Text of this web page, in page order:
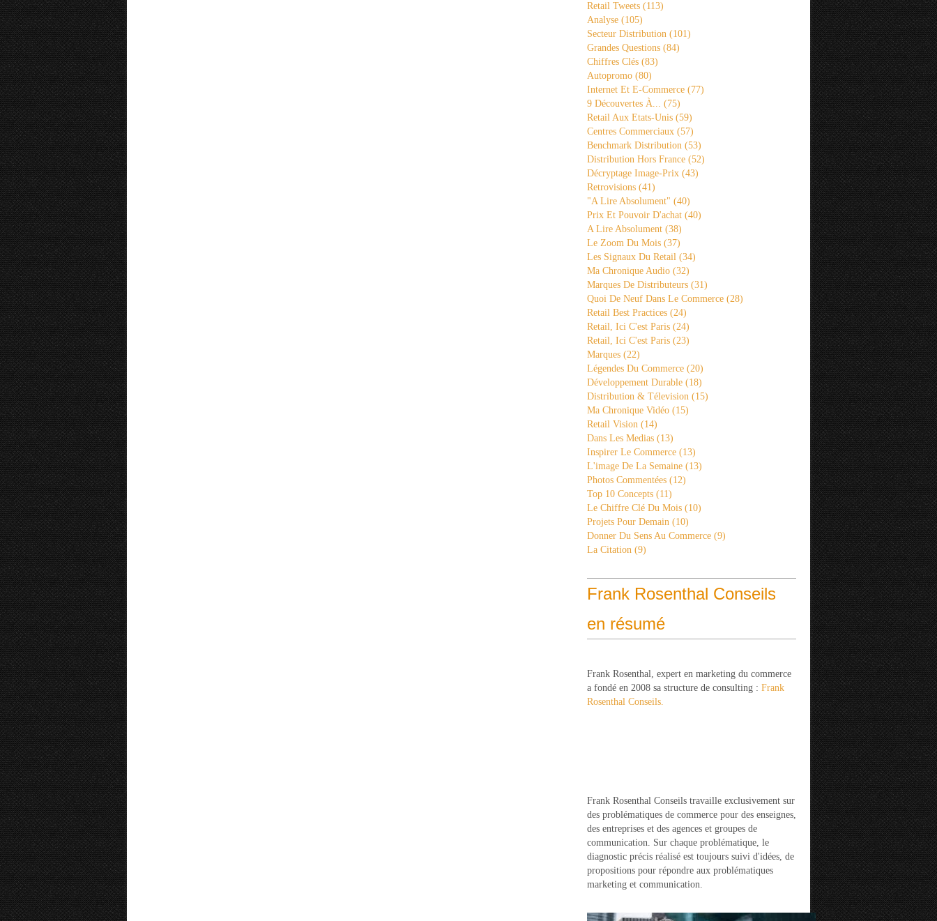
Retail Tweets (113)
Analyse (105)
Secteur Distribution (101)
Grandes Questions (84)
Chiffres Clés (83)
Autopromo (80)
Internet Et E-Commerce (77)
9 Découvertes À... (75)
Retail Aux Etats-Unis (59)
Centres Commerciaux (57)
Benchmark Distribution (53)
Distribution Hors France (52)
Décryptage Image-Prix (43)
Retrovisions (41)
"a Lire Absolument" (40)
Prix Et Pouvoir D'achat (40)
A Lire Absolument (38)
Le Zoom Du Mois (37)
Les Signaux Du Retail (34)
Ma Chronique Audio (32)
Marques De Distributeurs (31)
Quoi De Neuf Dans Le Commerce (28)
Retail Best Practices (24)
Retail, Ici C'est Paris (24)
Retail, Ici C'est Paris (23)
Marques (22)
Légendes Du Commerce (20)
Développement Durable (18)
Distribution & Télevision (15)
Ma Chronique Vidéo (15)
Retail Vision (14)
Dans Les Medias (13)
Inspirer Le Commerce (13)
L'image De La Semaine (13)
Photos Commentées (12)
Top 10 Concepts (11)
Le Chiffre Clé Du Mois (10)
Projets Pour Demain (10)
Donner Du Sens Au Commerce (9)
La Citation (9)
Frank Rosenthal Conseils
en résumé
Frank Rosenthal, expert en marketing du commerce
a fondé en 2008 sa structure de consulting : Frank
Rosenthal Conseils.
Frank Rosenthal Conseils travaille exclusivement sur
des problématiques de commerce pour des enseignes,
des entreprises et des agences et groupes de
communication. Sur chaque problématique, le
diagnostic précis réalisé est toujours suivi d'idées, de
propositions pour répondre aux problématiques
marketing et communication.